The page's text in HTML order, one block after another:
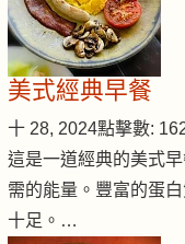
美式經典早餐
十 28, 2024點擊數:
這是一道經典的美式
需的能量。豐富的蛋
十足。…